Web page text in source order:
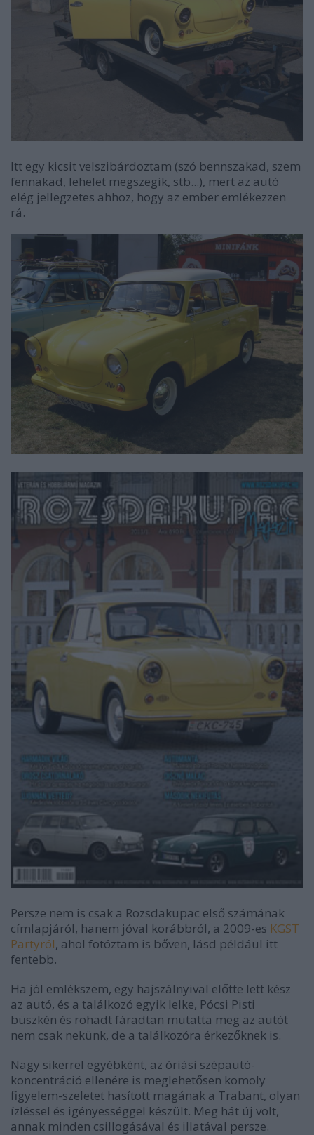
Itt egy kicsit velszibárdoztam (szó bennszakad, szem
fennakad, lehelet megszegik, stb...), mert az autó
elég jellegzetes ahhoz, hogy az ember emlékezzen
rá.
Persze nem is csak a Rozsdakupac első számának
címlapjáról, hanem jóval korábbról, a 2009-es KGST
Partyról, ahol fotóztam is bőven, lásd például itt
fentebb.
Ha jól emlékszem, egy hajszálnyival előtte lett kész
az autó, és a találkozó egyik lelke, Pócsi Pisti
büszkén és rohadt fáradtan mutatta meg az autót
nem csak nekünk, de a találkozóra érkezőknek is.
Nagy sikerrel egyébként, az óriási szépautó-
koncentráció ellenére is meglehetősen komoly
figyelem-szeletet hasított magának a Trabant, olyan
ízléssel és igényességgel készült. Meg hát új volt,
annak minden csillogásával és illatával persze.